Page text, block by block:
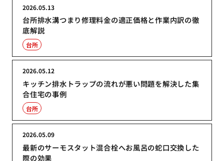
台所排水溝つまり修理料金の適正価格と作業内訳の徹
底解説
2026.05.13
台所
キッチン排水トラップの流れが悪い問題を解決した集
合住宅の事例
2026.05.12
台所
最新のサーモスタット混合栓へお風呂の蛇口交換した
際の効果
2026.05.09